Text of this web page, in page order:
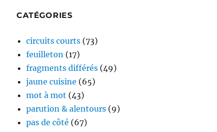
CATÉGORIES
circuits courts (73)
feuilleton (17)
fragments différés (49)
jaune cuisine (65)
mot à mot (43)
parution & alentours (9)
pas de côté (67)